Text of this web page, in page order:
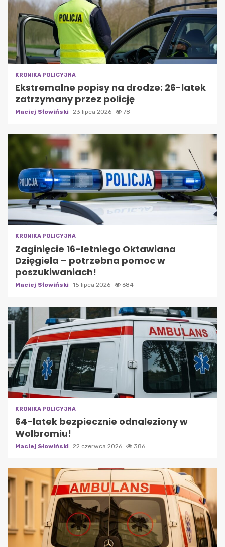
KRONIKA POLICYJNA
Ekstremalne popisy na drodze: 26-latek
zatrzymany przez policję
Maciej Słowiński 23 lipca 2026 78
KRONIKA POLICYJNA
Zaginięcie 16-letniego Oktawiana
Dzięgiela – potrzebna pomoc w
poszukiwaniach!
Maciej Słowiński 15 lipca 2026 684
KRONIKA POLICYJNA
64-latek bezpiecznie odnaleziony w
Wolbromiu!
Maciej Słowiński 22 czerwca 2026 386